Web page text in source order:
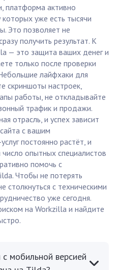
платформа активно
уже есть тысячи
Это позволяет не
получить результат. К
— это защита ваших денег и
только после проверки
лайфхаки для
скриншоты настроек,
работы, не откладывайте
трафик и продажи.
отрасль, и успех зависит
с вашим
постоянно растёт, и
опытных специалистов
помочь с
Чтобы не потерять
столкнуться с техническими
уже сегодня.
на Workzilla и найдите
мобильной версией